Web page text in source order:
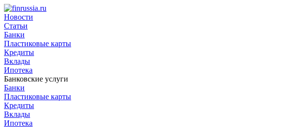
Новости
Статьи
Банки
Пластиковые карты
Кредиты
Вклады
Ипотека
Банковские услуги
Банки
Пластиковые карты
Кредиты
Вклады
Ипотека